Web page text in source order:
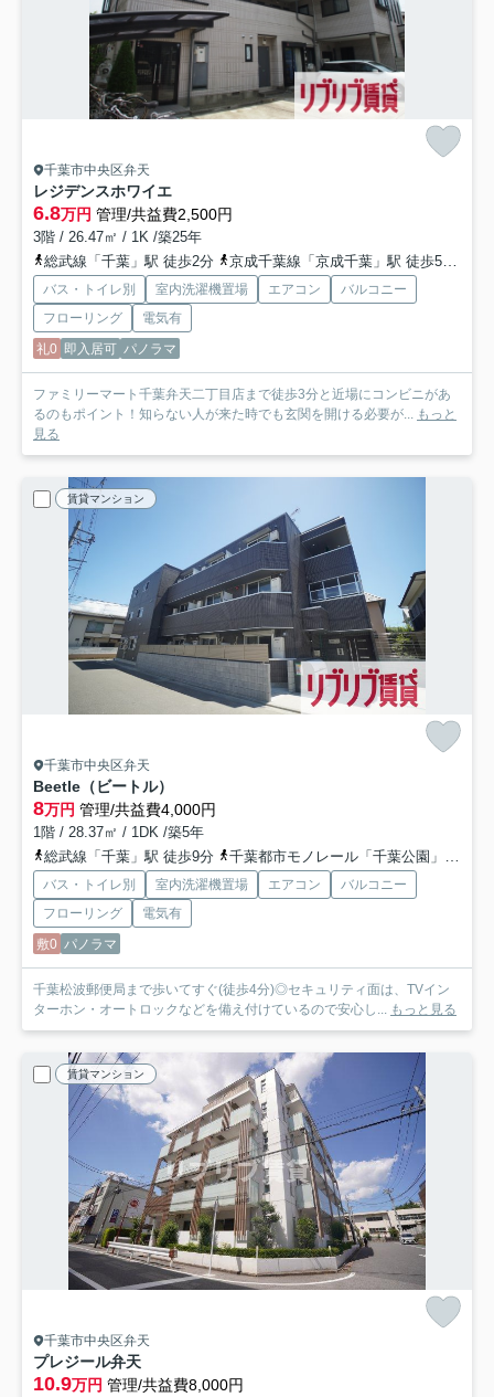
千葉市中央区弁天
レジデンスホワイエ
6.8万円 管理/共益費2,500円
3階 / 26.47㎡ / 1K /築25年
総武線「千葉」駅 徒歩2分
京成千葉線「京成千葉」駅 徒歩5分
バス・トイレ別 室内洗濯機置場 エアコン
バルコニー
フローリング
電気有
礼0 即入居可 パノラマ
ファミリーマート千葉弁天二丁目店まで徒歩3分と近場にコンビニがあ
るのもポイント！知らない人が来た時でも玄関を開ける必要が... もっと
見る
賃貸マンション
千葉市中央区弁天
Beetle（ビートル）
8万円 管理/共益費4,000円
1階 / 28.37㎡ / 1DK /築5年
総武線「千葉」駅 徒歩9分
千葉都市モノレール「千葉公園」駅 徒歩7分
バス・トイレ別 室内洗濯機置場 エアコン
バルコニー
フローリング
電気有
敷0 パノラマ
千葉松波郵便局まで歩いてすぐ(徒歩4分)◎セキュリティ面は、TVイン
ターホン・オートロックなどを備え付けているので安心し... もっと見る
賃貸マンション
千葉市中央区弁天
プレジール弁天
10.9万円 管理/共益費8,000円